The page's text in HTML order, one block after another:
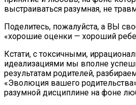
выстраиваться разумная, не
Поделитесь, пожалуйста, а ВЫ
«хорошие оценки — хороший
Кстати, с токсичными,
идеализациями мы вполне
результатам родителей,
«Эволюция вашего
разумной дисциплине на фоне